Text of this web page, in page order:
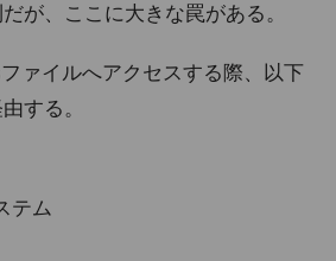
が、ここに大きな罠がある。
ァイルへアクセスする際、以下
する。
テム